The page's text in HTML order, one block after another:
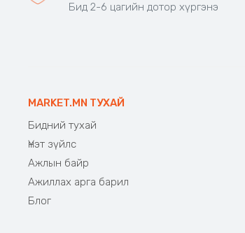
Бид 2-6 цагийн дотор хүргэнэ
MARKET.MN ТУХАЙ
Бидний тухай
Үнэт зүйлс
Ажлын байр
Ажиллах арга барил
Блог